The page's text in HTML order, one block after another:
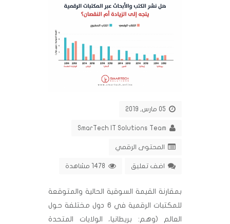
SmarTech IT Solutions Team
المحتوى الرقمي
اضف تعليق
بمقارنة القيمة السوقية الحالية والمتوقعة
للمكتبات الرقمية في 6 دول مختلفة حول
العالم (وهم: بريطانيا، الولايات المتحدة